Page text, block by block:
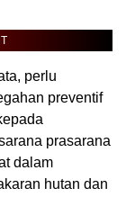
perlu
preventif
prasarana
dalam
hutan dan